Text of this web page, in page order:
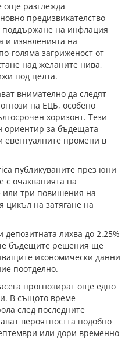
още разглежда
предизвикателство
поддържане на инфлация
и изявленията на
голяма загриженост от
над желаните нива,
под целта.
внимателно да следят
на ЕЦБ, особено
хоризонт. Тези
ориентир за бъдещата
евентуалните промени в
публикуваните през юни
с очакванията на
или три повишения на
цикъл на затягане на
лихва до 2.25%
бъдещите решения ще
икономически данни
поотделно.
прогнозират още едно
В същото време
след последните
вероятността подобно
или дори временно